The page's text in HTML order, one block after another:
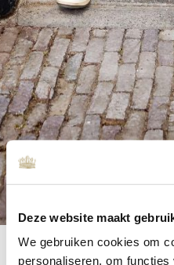
Deze website maakt
We gebruiken cookies om
personaliseren, om